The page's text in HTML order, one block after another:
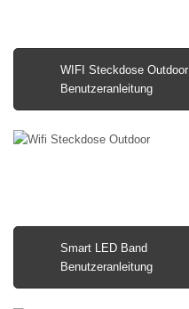
WIFI Steckdose Outdoor
Benutzeranleitung
Smart LED Band
Benutzeranleitung